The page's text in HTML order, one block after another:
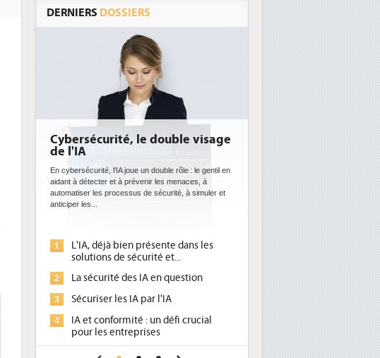
DERNIERS DOSSIERS
Cybersécurité, le double visage
de l'IA
En cybersécurité, l'IA joue un double rôle : le gentil en
aidant à détecter et à prévenir les menaces, à
automatiser les processus de sécurité, à simuler et
anticiper les...
1
L'IA, déjà bien présente dans les
solutions de sécurité et...
2 La sécurité des IA en question
3 Sécuriser les IA par l'IA
4
IA et conformité : un défi crucial
pour les entreprises
Une IA de confiance pour une IA